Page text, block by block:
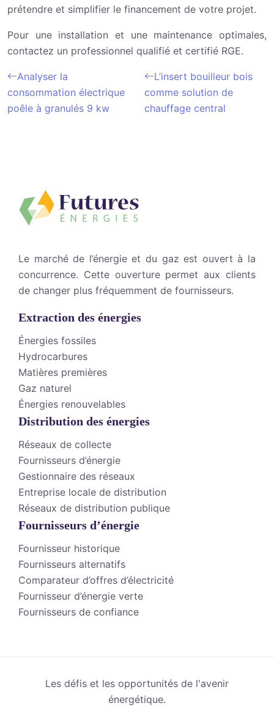
prétendre et simplifier le financement de votre projet.
Pour une installation et une maintenance optimales,
contactez un professionnel qualifié et certifié RGE.
Analyser la
consommation électrique
poêle à granulés 9 kw
L’insert bouilleur bois
comme solution de
chauffage central
Le marché de l’énergie et du gaz est ouvert à la
concurrence. Cette ouverture permet aux clients
de changer plus fréquemment de fournisseurs.
Extraction des énergies
Énergies fossiles
Hydrocarbures
Matières premières
Gaz naturel
Énergies renouvelables
Distribution des énergies
Réseaux de collecte
Fournisseurs d’énergie
Gestionnaire des réseaux
Entreprise locale de distribution
Réseaux de distribution publique
Fournisseurs d’énergie
Fournisseur historique
Fournisseurs alternatifs
Comparateur d’offres d’électricité
Fournisseur d’énergie verte
Fournisseurs de confiance
Les défis et les opportunités de l'avenir
énergétique.